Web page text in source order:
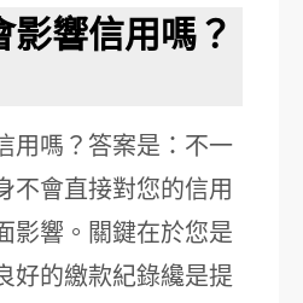
影響信用嗎？
用嗎？答案是：不一
不會直接對您的信用
影響。關鍵在於您是
好的繳款紀錄纔是提